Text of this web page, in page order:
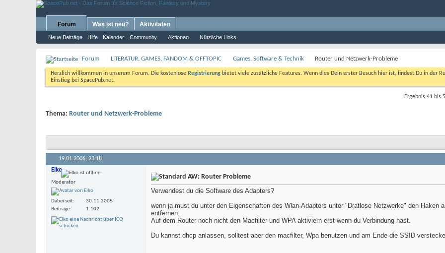
Forum
Neue Beiträge Hilfe Kalender Community Aktionen Nützliche Links
Was ist neu? Aktivitäten
Forum LITERATUR, GAMES, FANDOM & OFFTOPIC Games, Software & Technik Router und Netzwerk-Probleme
Herzlich willkommen in unserem Forum. Die kostenlose Registrierung bietet viele zusätzliche Features. Wenn dies Dein erster Besuch hier ist, findest Du in der
Einstieg bei SpacePub.net.
Ergebnis 41 bis
Thema: Router und Netzwerk-Probleme
19.01.2006, 23:18
Elko
Moderator
Dabei seit
30.11.2005
Beiträge
1.102
AW: Router Probleme
Verwendest du die Software des Adapters?
wenn ja must du unter den Eigenschaften des Wlan-Adapters unter "Dratlose Netzwerke" den Haken
entfernen.
Auf dem Router noch nicht den Macfilter und WPA aktiviern erst wenn du Verbindung hast.
Du kannst dhcp anlassen, solltest aber den macfilter, Wpa benutzen und am Ende die SSID